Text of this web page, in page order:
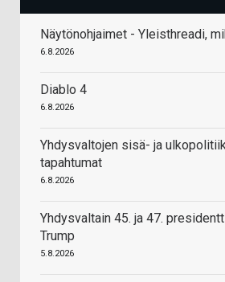
Näytönohjaimet - Yleisthreadi,
6.8.2026
Diablo 4
6.8.2026
Yhdysvaltojen sisä- ja
tapahtumat
6.8.2026
Yhdysvaltain 45. ja 47.
Trump
5.8.2026